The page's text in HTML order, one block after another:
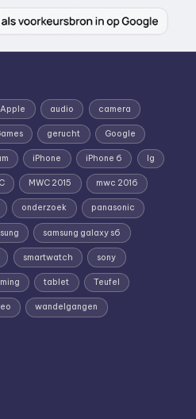
Apple audio camera
gerucht Google
iPhone iPhone 6 lg
MWC 2015 mwc 2016
onderzoek panasonic
samsung galaxy s6
smartwatch sony
tablet Teufel
wandelgangen